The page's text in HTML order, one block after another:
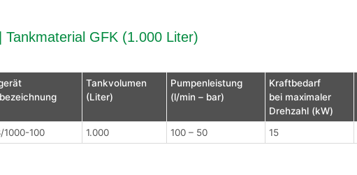
GFK (1.000 Liter)
Tankvolumen
(Liter)
Pumpenleistung
(l/min – bar)
Kraftbedarf
bei maximaler
Drehzahl (kW)
1000-100 1.000 100 – 50 15